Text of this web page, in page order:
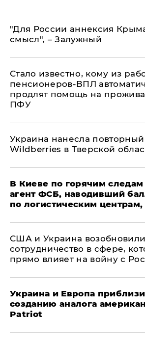
"Для России аннексия
смысл", – Залужный
Стало известно, кому из
пенсионеров-ВПЛ
продлят помощь на
ПФУ
Украина нанесла
Wildberries в Тверской
В Киеве по горячим
агент ФСБ, наводивший
по логистическим
США и Украина возобновили
сотрудничество в сфере,
прямо влияет на войну с
Украина и Европа
созданию аналога
Patriot